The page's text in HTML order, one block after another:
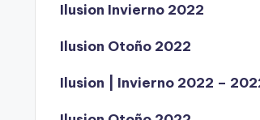
Ilusion Invierno 2022
Ilusion Otoño 2022
Ilusion | Invierno 2022 –